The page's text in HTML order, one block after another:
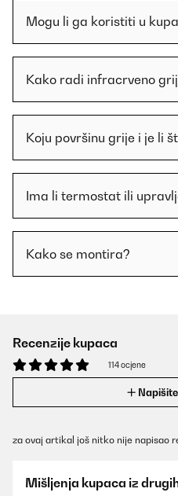
Mogu li ga koristiti u
Kako radi infracrveno
Koju površinu grije i je li
Ima li termostat ili
Kako se montira?
Recenzije kupaca
114 ocjene
za ovaj artikal još nitko nije napisao
Mišljenja kupaca iz